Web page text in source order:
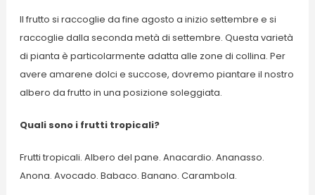
Il frutto si raccoglie da fine agosto a inizio settembre e si
raccoglie dalla seconda metà di settembre. Questa varietà
di pianta è particolarmente adatta alle zone di collina. Per
avere amarene dolci e succose, dovremo piantare il nostro
albero da frutto in una posizione soleggiata.
Quali sono i frutti tropicali?
Frutti tropicali. Albero del pane. Anacardio. Ananasso.
Anona. Avocado. Babaco. Banano. Carambola.